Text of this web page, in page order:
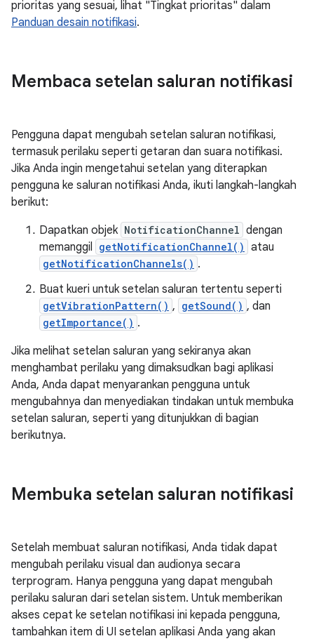
prioritas yang sesuai, lihat "Tingkat prioritas" dalam
Panduan desain notifikasi.
Membaca setelan saluran notifikasi
Pengguna dapat mengubah setelan saluran notifikasi,
termasuk perilaku seperti getaran dan suara notifikasi.
Jika Anda ingin mengetahui setelan yang diterapkan
pengguna ke saluran notifikasi Anda, ikuti langkah-langkah
berikut:
Dapatkan objek NotificationChannel dengan
memanggil getNotificationChannel() atau
getNotificationChannels() .
Buat kueri untuk setelan saluran tertentu seperti
getVibrationPattern() , getSound() , dan
getImportance() .
Jika melihat setelan saluran yang sekiranya akan
menghambat perilaku yang dimaksudkan bagi aplikasi
Anda, Anda dapat menyarankan pengguna untuk
mengubahnya dan menyediakan tindakan untuk membuka
setelan saluran, seperti yang ditunjukkan di bagian
berikutnya.
Membuka setelan saluran notifikasi
Setelah membuat saluran notifikasi, Anda tidak dapat
mengubah perilaku visual dan audionya secara
terprogram. Hanya pengguna yang dapat mengubah
perilaku saluran dari setelan sistem. Untuk memberikan
akses cepat ke setelan notifikasi ini kepada pengguna,
tambahkan item di UI setelan aplikasi Anda yang akan